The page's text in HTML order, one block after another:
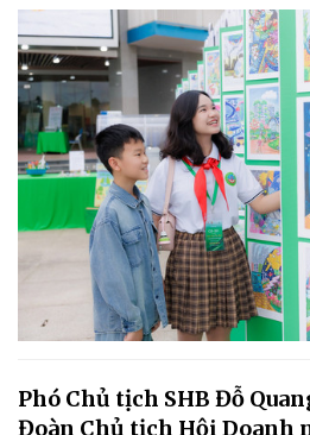
Phó Chủ tịch SHB Đỗ
Đoàn Chủ tịch Hội Doanh